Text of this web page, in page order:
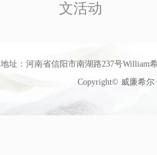
文活动
地址：河南省信阳市南湖路237号William
Copyright© 威廉希